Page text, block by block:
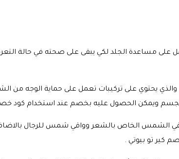
مساعدة الجلد لكي يبقى على صحته في حالة
والذي يحتوي على تركيبات تعمل على حماية
ويمكن الحصول عليه بخصم عند استخدام كود خصم
الشمس الخاص بالشعر وواقي شمس للرجال
كير تو بيوتي .